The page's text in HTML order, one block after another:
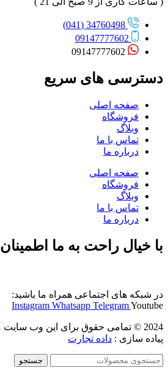
34760498 (041)
09147777602
09147777602
دسترسی های سریع
صفحه اصلی
فروشگاه
وبلاگ
تماس با ما
درباره ما
صفحه اصلی
فروشگاه
وبلاگ
تماس با ما
درباره ما
با خیال راحت به ما اطمینان
در شبکه های اجتماعی همراه ما باشید:
Instagram Whatsapp TelegramYoutube
2024 © تمامی حقوق برای این وب
پیاده سازی : داده تجارت
جستجو